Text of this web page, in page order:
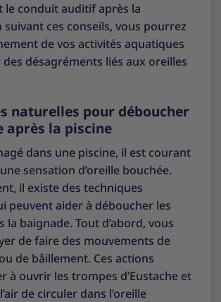
le conduit auditif après la
suivant ces conseils, vous pourrez
de vos activités aquatiques
désagréments liés aux oreilles
naturelles pour déboucher
après la piscine
dans une piscine, il est courant
sensation d’oreille bouchée.
il existe des techniques
peuvent aider à déboucher les
la baignade. Tout d’abord, vous
de faire des mouvements de
de bâillement. Ces actions
à ouvrir les trompes d’Eustache et
de circuler dans l’oreille